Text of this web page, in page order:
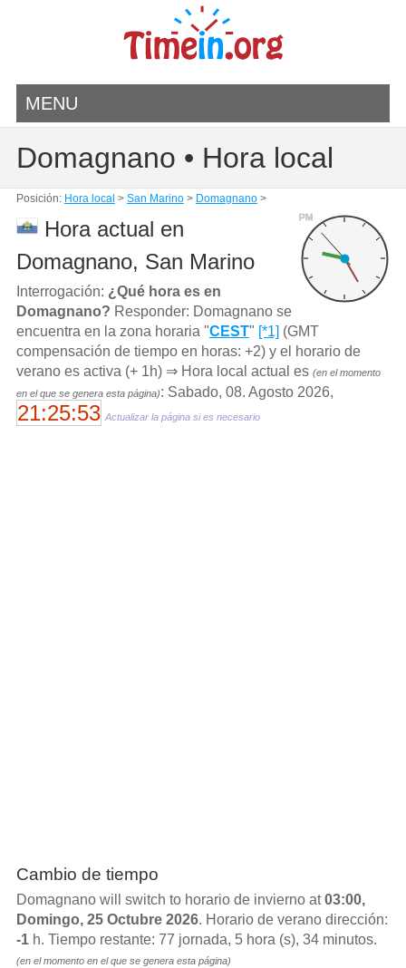
MENU
Domagnano • Hora local
Posición: Hora local > San Marino> Domagnano>
PM
Hora actual en
Domagnano, San Marino
Interrogación: ¿Qué hora es en
Domagnano? Responder: Domagnano se
encuentra en la zona horaria "CEST" [*1] (GMT
compensación de tiempo en horas: +2) y el horario de
verano es activa (+ 1h) ⇒ Hora local actual es (en el momento
en el que se genera esta página): Sabado, 08. Agosto 2026,
21:25:53 Actualizar la página si es necesario
Cambio de tiempo
Domagnano will switch to horario de invierno at03:00,
Domingo, 25 Octubre 2026. Horario de verano dirección:
-1h. Tiempo restante: 77 jornada, 5 hora (s), 34 minutos.
(en el momento en el que se genera esta página)